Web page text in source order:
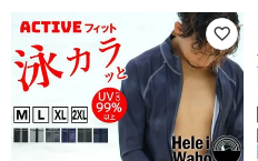
日焼け対策 接触冷感 プール 海